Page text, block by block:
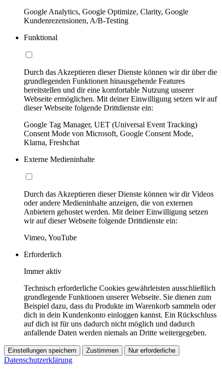
Google Analytics, Google Optimize, Clarity, Google
Kundenrezensionen, A/B-Testing
Funktional
Durch das Akzeptieren dieser Dienste können wir dir über die
grundlegenden Funktionen hinausgehende Features
bereitstellen und dir eine komfortable Nutzung unserer
Webseite ermöglichen. Mit deiner Einwilligung setzen wir auf
dieser Webseite folgende Drittdienste ein:
Google Tag Manager, UET (Universal Event Tracking)
Consent Mode von Microsoft, Google Consent Mode,
Klarna, Freshchat
Externe Medieninhalte
Durch das Akzeptieren dieser Dienste können wir dir Videos
oder andere Medieninhalte anzeigen, die von externen
Anbietern gehostet werden. Mit deiner Einwilligung setzen
wir auf dieser Webseite folgende Drittdienste ein:
Vimeo, YouTube
Erforderlich
Immer aktiv
Technisch erforderliche Cookies gewährleisten ausschließlich
grundlegende Funktionen unserer Webseite. Sie dienen zum
Beispiel dazu, dass du Produkte im Warenkorb sammeln oder
dich in dein Kundenkonto einloggen kannst. Ein Rückschluss
auf dich ist für uns dadurch nicht möglich und dadurch
anfallende Daten werden niemals an Dritte weitergegeben.
Einstellungen speichern Zustimmen Nur erforderliche
Datenschutzerklärung